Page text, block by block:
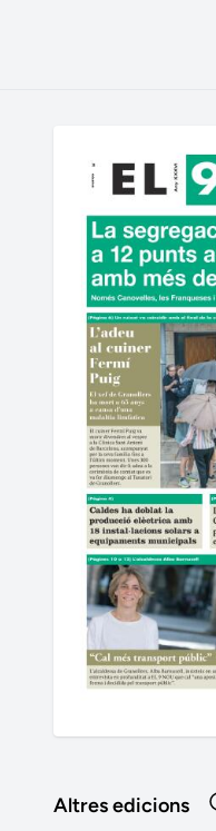
Altres edicions